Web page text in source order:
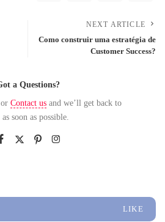
NEXT ARTICLE
Como construir uma estratégia de
Customer Success?
a Questions?
Contact us and we’ll get back to
soon as possible.
LIKE